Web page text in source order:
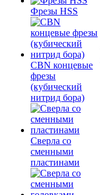
Фрезы HSS
CBN концевые
фрезы
(кубический
нитрид бора)
Сверла со
сменными
пластинами